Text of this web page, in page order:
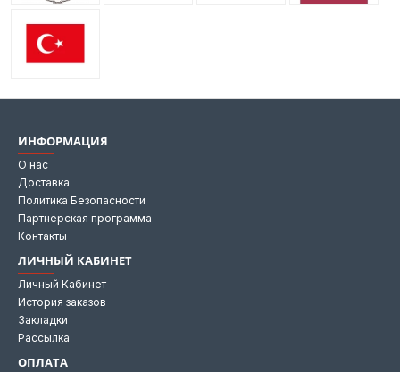
ИНФОРМАЦИЯ
О нас
Доставка
Политика Безопасности
Партнерская программа
Контакты
ЛИЧНЫЙ КАБИНЕТ
Личный Кабинет
История заказов
Закладки
Рассылка
ОПЛАТА